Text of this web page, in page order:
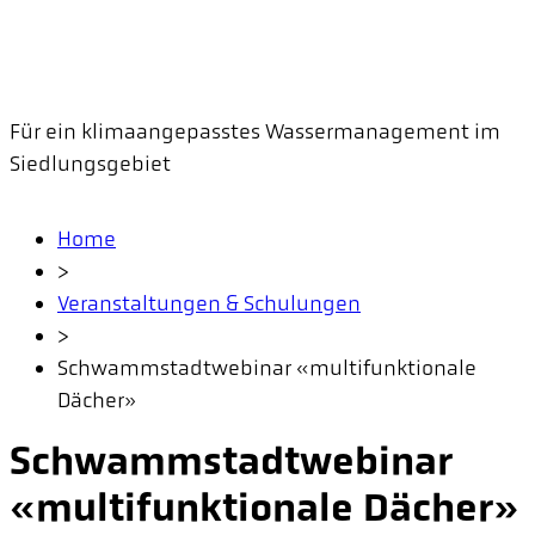
Für ein klimaangepasstes Wassermanagement im
Siedlungsgebiet
Home
>
Veranstaltungen & Schulungen
>
Schwammstadtwebinar «multifunktionale
Dächer»
Schwammstadtwebinar
«multifunktionale Dächer»